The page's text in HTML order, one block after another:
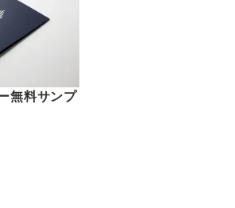
無料サンプ